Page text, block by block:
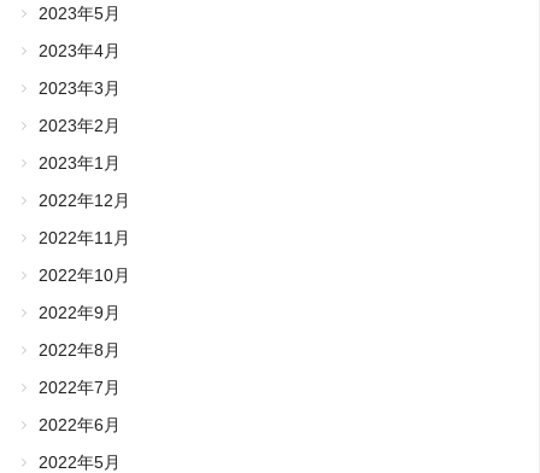
2023年5月
2023年4月
2023年3月
2023年2月
2023年1月
2022年12月
2022年11月
2022年10月
2022年9月
2022年8月
2022年7月
2022年6月
2022年5月